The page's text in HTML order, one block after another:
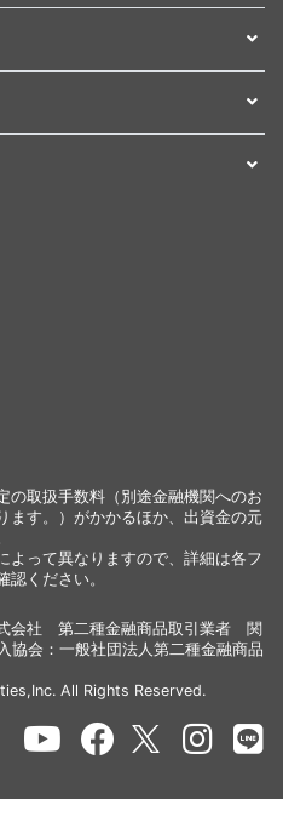
の取扱手数料（別途金融機関へのお
ます。）がかかるほか、出資金の元
よって異なりますので、詳細は各フ
認ください。
会社 第二種金融商品取引業者 関
会：一般社団法人第二種金融商品
All Rights Reserved.